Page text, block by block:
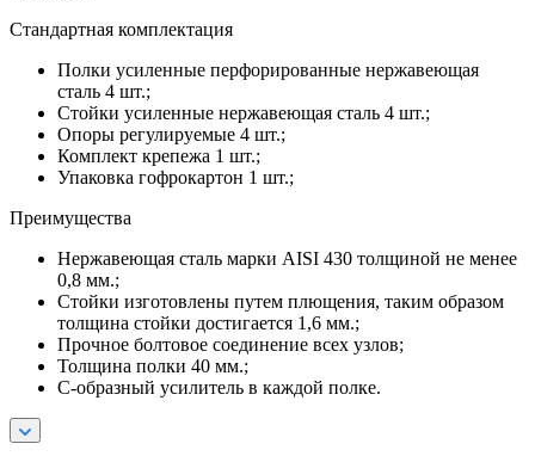
Стандартная комплектация
Полки усиленные перфорированные нержавеющая
сталь 4 шт.;
Стойки усиленные нержавеющая сталь 4 шт.;
Опоры регулируемые 4 шт.;
Комплект крепежа 1 шт.;
Упаковка гофрокартон 1 шт.;
Преимущества
Нержавеющая сталь марки AISI 430 толщиной не менее
0,8 мм.;
Стойки изготовлены путем плющения, таким образом
толщина стойки достигается 1,6 мм.;
Прочное болтовое соединение всех узлов;
Толщина полки 40 мм.;
С-образный усилитель в каждой полке.